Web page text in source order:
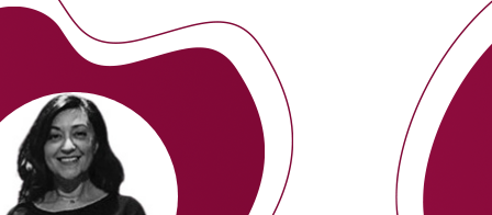
gereken fonksiyonel
bakış açımızı da geliştirdi.
da her zaman öğrenmeye meraklı olduk –
serbest zamanlarımızı eğitimlerle
fonksiyon için mesleki bir ihtiyaç olarak
Davranışçı Koçluk eğitimi
fonksiyonel olarak çalıştığı alana